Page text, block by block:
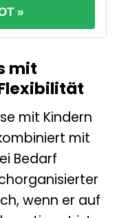
»
mit
mit Kindern
mit
Bedarf
wenn er auf